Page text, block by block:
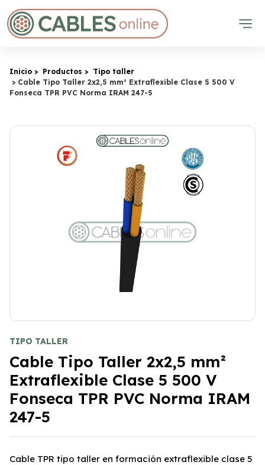
Inicio Productos
Tipo taller
Cable Tipo Taller 2x2,5 mm² Extraflexible Clase 5 500 V
Fonseca TPR PVC Norma IRAM 247-5
TIPO TALLER
Cable Tipo Taller 2x2,5 mm²
Extraflexible Clase 5 500 V
Fonseca TPR PVC Norma IRAM
247-5
Cable TPR tipo taller en formación extraflexible clase 5